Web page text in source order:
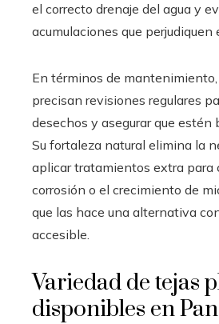
el correcto drenaje del agua y
acumulaciones que perjudiquen
En términos de
precisan revisiones regulares
desechos y asegurar que estén
Su fortaleza natural elimina la
aplicar tratamientos extra para
corrosión o el crecimiento de
que las hace una alternativa
accesible.
Variedad de tejas
disponibles en